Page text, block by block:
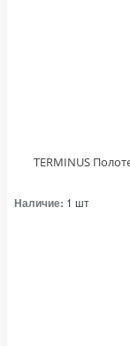
TERMINUS
Наличие: 1 шт